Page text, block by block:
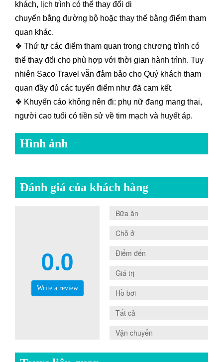
khách, lịch trình có thể thay đổi di
chuyển bằng đường bộ hoặc thay thế bằng điểm tham
quan khác.
❖ Thứ tự các điểm tham quan trong chương trình có
thể thay đổi cho phù hợp với thời gian hành trình. Tuy
nhiên Saco Travel vẫn đảm bảo cho Quý khách tham
quan đầy đủ các tuyến điểm như đã cam kết.
❖ Khuyến cáo không nên đi: phụ nữ đang mang thai,
người cao tuổi có tiền sử về tim mạch và huyết áp.
Hình ảnh
Đánh giá của khách hàng
0.0
Write a review
0.0Bữa ăn
0.0
Chỗ ở
0.0
Điểm đến
0.0
Giá trị
0.0Hồ bơi
0.0
Tất cả
0.0
Vận chuyển